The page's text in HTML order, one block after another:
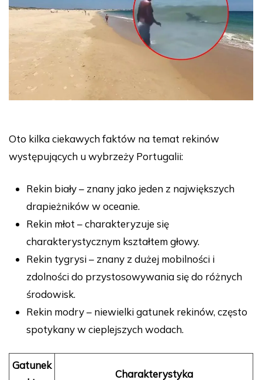
Oto kilka ciekawych faktów na temat rekinów
występujących u wybrzeży Portugalii:
Rekin biały – znany jako jeden z największych
drapieżników w oceanie.
Rekin młot – charakteryzuje się
charakterystycznym kształtem głowy.
Rekin tygrysi – znany z dużej mobilności i
zdolności do przystosowywania się do różnych
środowisk.
Rekin modry – niewielki gatunek rekinów, często
spotykany w cieplejszych wodach.
Gatunek
Charakterystyka